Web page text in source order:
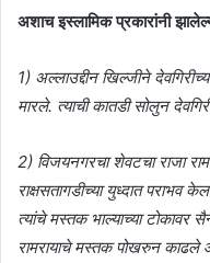
अशाच इस्लामिक प्रकारांनी
1) अल्लाउ‌द्दीन खिल्जीने
मारले. त्याची कातडी सोलुन
2) विजयनगरचा शेवटचा राजा
राक्षसतागडीच्या युध्दात पराभव
त्यांचे मस्तक भाल्याच्या
रामरायाचे मस्तक पोखरुन काढले